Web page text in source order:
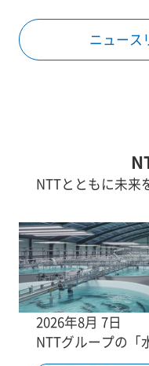
ニュース
NTTとともに未来
2026年8月 7日
NTTグループの「